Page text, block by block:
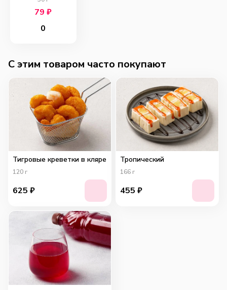
79₽
0
C этим товаром часто покупают
Тигровые креветки в кляре
120 г
625 ₽
Тропический
166 г
455 ₽